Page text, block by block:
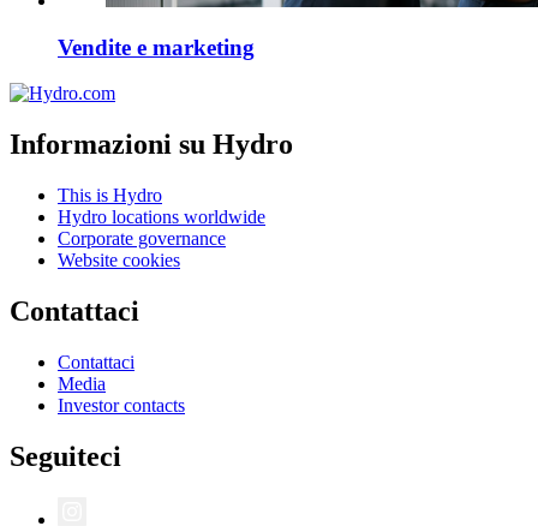
Vendite e marketing
Informazioni su Hydro
This is Hydro
Hydro locations worldwide
Corporate governance
Website cookies
Contattaci
Contattaci
Media
Investor contacts
Seguiteci